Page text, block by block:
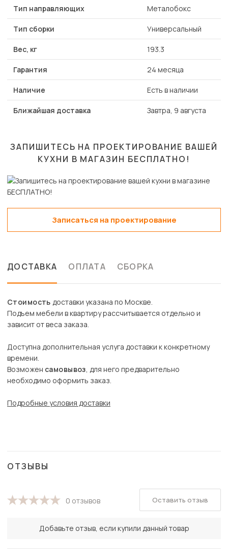
Тип направляющих Металобокс
Тип сборки Универсальный
Вес, кг 193.3
Гарантия 24 месяца
Наличие Есть в наличии
Ближайшая доставка Завтра, 9 августа
ЗАПИШИТЕСЬ НА ПРОЕКТИРОВАНИЕ ВАШЕЙ
КУХНИ В МАГАЗИН БЕСПЛАТНО!
Записаться на проектирование
ДОСТАВКА ОПЛАТА СБОРКА
Стоимость доставки указана по Москве.
Подъем мебели в квартиру рассчитывается отдельно и
зависит от веса заказа.
Доступна дополнительная услуга доставки к конкретному
времени.
Возможен самовывоз, для него предварительно
необходимо оформить заказ.
Подробные условия доставки
ОТЗЫВЫ
0 отзывов
Добавьте отзыв, если купили данный товар
Оставить отзыв